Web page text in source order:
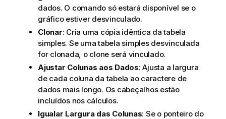
dados. O comando só estará disponível se o
gráfico estiver desvinculado.
Clonar: Cria uma cópia idêntica da tabela
simples. Se uma tabela simples desvinculada
for clonada, o clone será vinculado.
Ajustar Colunas aos Dados: Ajusta a largura
de cada coluna da tabela ao caractere de
dados mais longo. Os cabeçalhos estão
incluídos nos cálculos.
Igualar Largura das Colunas: Se o ponteiro do